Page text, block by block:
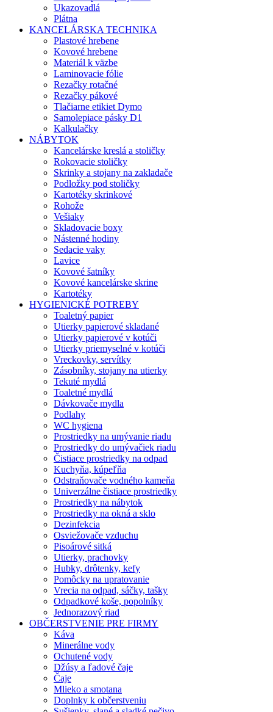
Ukazovadlá
Plátna
KANCELÁRSKA TECHNIKA
Plastové hrebene
Kovové hrebene
Materiál k väzbe
Laminovacie fólie
Rezačky rotačné
Rezačky pákové
Tlačiarne etikiet Dymo
Samolepiace pásky D1
Kalkulačky
NÁBYTOK
Kancelárske kreslá a stoličky
Rokovacie stoličky
Skrinky a stojany na zakladače
Podložky pod stoličky
Kartotéky skrinkové
Rohože
Vešiaky
Skladovacie boxy
Nástenné hodiny
Sedacie vaky
Lavice
Kovové šatníky
Kovové kancelárske skrine
Kartotéky
HYGIENICKÉ POTREBY
Toaletný papier
Utierky papierové skladané
Utierky papierové v kotúči
Utierky priemyselné v kotúči
Vreckovky, servítky
Zásobníky, stojany na utierky
Tekuté mydlá
Toaletné mydlá
Dávkovače mydla
Podlahy
WC hygiena
Prostriedky na umývanie riadu
Prostriedky do umývačiek riadu
Čistiace prostriedky na odpad
Kuchyňa, kúpeľňa
Odstraňovače vodného kameňa
Univerzálne čistiace prostriedky
Prostriedky na nábytok
Prostriedky na okná a sklo
Dezinfekcia
Osviežovače vzduchu
Pisoárové sitká
Utierky, prachovky
Hubky, drôtenky, kefy
Pomôcky na upratovanie
Vrecia na odpad, sáčky, tašky
Odpadkové koše, popolníky
Jednorazový riad
OBČERSTVENIE PRE FIRMY
Káva
Minerálne vody
Ochutené vody
Džúsy a ľadové čaje
Čaje
Mlieko a smotana
Doplnky k občerstveniu